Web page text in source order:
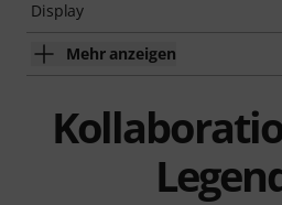
Display
Mehr anzeigen